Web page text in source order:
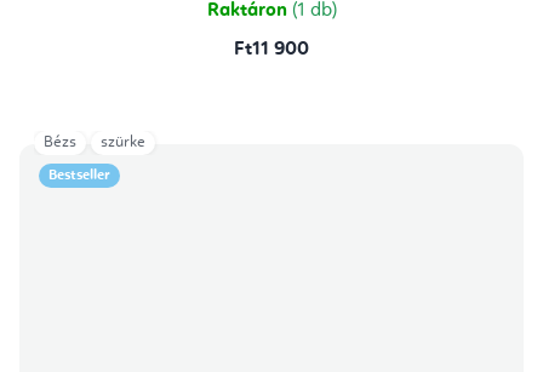
Raktáron (1 db)
Ft11 900
Bestseller
Bézs szürke